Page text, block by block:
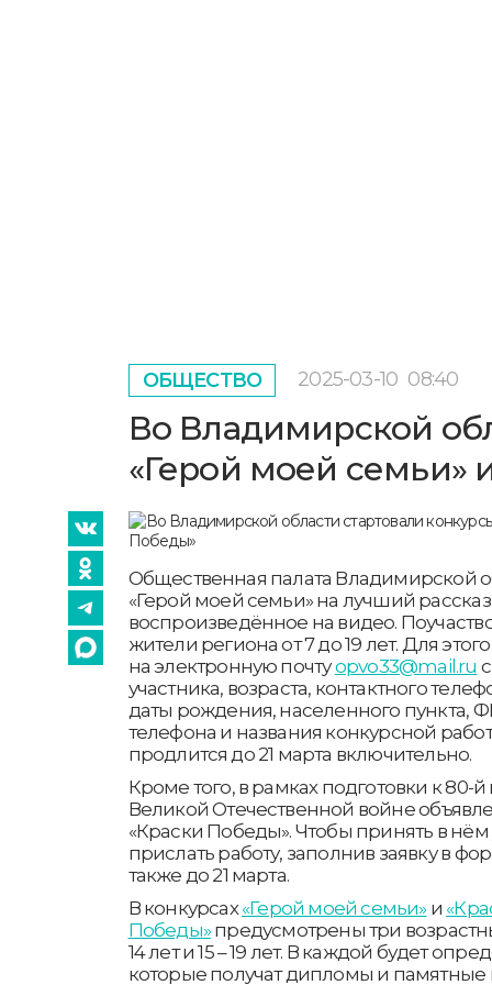
ОБЩЕСТВО 2025-03-10 08:40
Во Владимирской
«Герой моей семьи»
Общественная палата Владимирской
«Герой моей семьи» на лучший
воспроизведённое на видео.
жители региона от 7 до 19 лет. Для
на электронную почтуopvo33@mail.ru
участника, возраста, контактного
даты рождения, населенного пункта,
телефона и названия конкурсной
продлится до 21 марта включительно.
Кроме того, в рамках подготовки к
Великой Отечественной войне
«Краски Победы». Чтобы принять в
прислать работу, заполнив заявку в
также до 21 марта.
В конкурсах«Герой моей семьи» и
Победы»предусмотрены три
14 лет и 15 – 19 лет. В каждой будет
которые получат дипломы и